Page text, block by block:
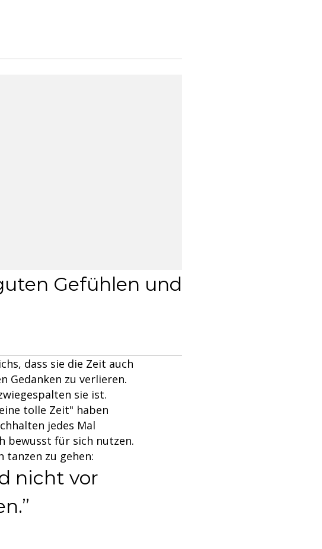
Gefühlen und
dass sie die Zeit auch
Gedanken zu verlieren.
sie ist.
tolle Zeit" haben
jedes Mal
bewusst für sich nutzen.
tanzen zu gehen:
nicht vor